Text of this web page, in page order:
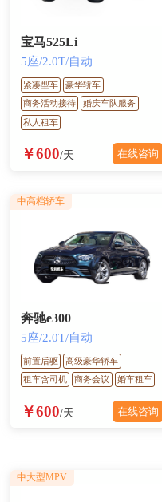
宝马525Li
5座/2.0T/自动
紧凑型车
豪华轿车
商务活动接待
婚庆车队服务
私人租车
￥600/天 在线咨询
奔驰e300
5座/2.0T/自动
前置后驱
高级豪华轿车
租车含司机
商务会议 婚车租车
￥600/天 在线咨询
中高档轿车
中大型MPV